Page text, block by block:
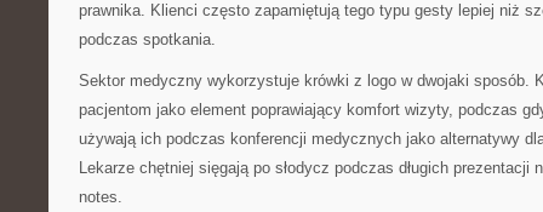
prawnika. Klienci często zapamiętują tego typu gesty lepiej niż
podczas spotkania.
Sektor medyczny wykorzystuje krówki z logo w dwojaki sposób.
pacjentom jako element poprawiający komfort wizyty, podczas
używają ich podczas konferencji medycznych jako alternatywy
Lekarze chętniej sięgają po słodycz podczas długich prezentacji
notes.